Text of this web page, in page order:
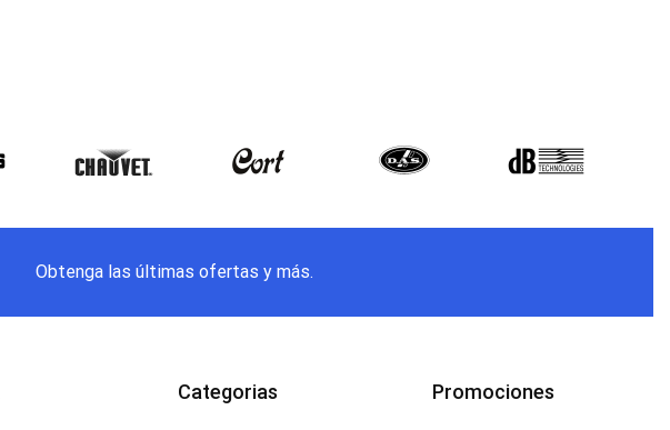
Obtenga las últimas ofertas y más.
Categorias Promociones